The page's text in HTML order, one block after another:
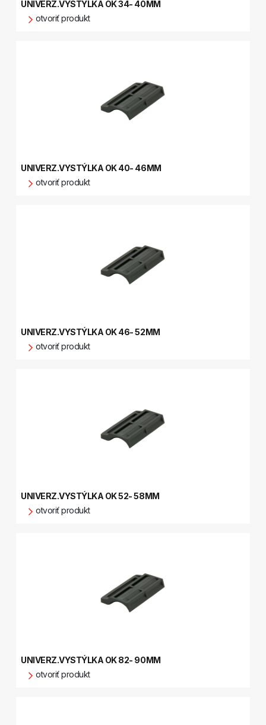
UNIVERZ.VYSTÝLKA OK 34- 40MM
otvoriť produkt
UNIVERZ.VYSTÝLKA OK 40- 46MM
otvoriť produkt
UNIVERZ.VYSTÝLKA OK 46- 52MM
otvoriť produkt
UNIVERZ.VYSTÝLKA OK 52- 58MM
otvoriť produkt
UNIVERZ.VYSTÝLKA OK 82- 90MM
otvoriť produkt